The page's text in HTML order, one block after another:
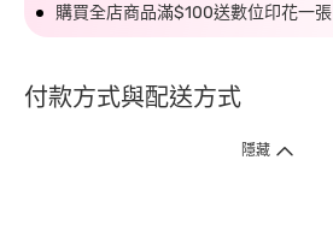
購買全店商品滿$100送數位印花一張
付款方式與配送方式
隱藏